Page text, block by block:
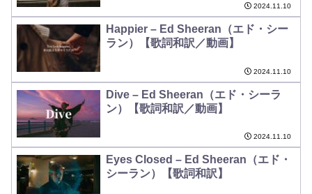
2024.11.10
Happier – Ed Sheeran（エド・シー
ラン）【歌詞和訳／動画】
2024.11.10
Dive – Ed Sheeran（エド・シーラ
ン）【歌詞和訳／動画】
2024.11.10
Eyes Closed – Ed Sheeran（エド・
シーラン）【歌詞和訳】